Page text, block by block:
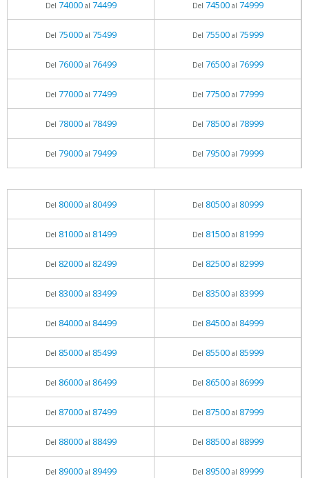
Del 74000al 74499 Del 74500al 74999
Del 75000al 75499 Del 75500al 75999
Del 76000al 76499 Del 76500al 76999
Del 77000al 77499 Del 77500al 77999
Del 78000al 78499 Del 78500al 78999
Del 79000al 79499 Del 79500al 79999
Del 80000al 80499 Del 80500al 80999
Del 81000al 81499 Del 81500al 81999
Del 82000al 82499 Del 82500al 82999
Del 83000al 83499 Del 83500al 83999
Del 84000al 84499 Del 84500al 84999
Del 85000al 85499 Del 85500al 85999
Del 86000al 86499 Del 86500al 86999
Del 87000al 87499 Del 87500al 87999
Del 88000al 88499 Del 88500al 88999
Del 89000al 89499 Del 89500al 89999